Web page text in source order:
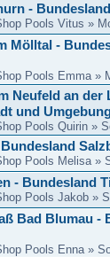
-
Pools Vitus »
Mölltal -
Pools Emma »
Neufeld an
und
Pools Quirin »
Pools Melisa »
- Bundesland
Pools Jakob »
Bad Blumau -
Pools Enna »